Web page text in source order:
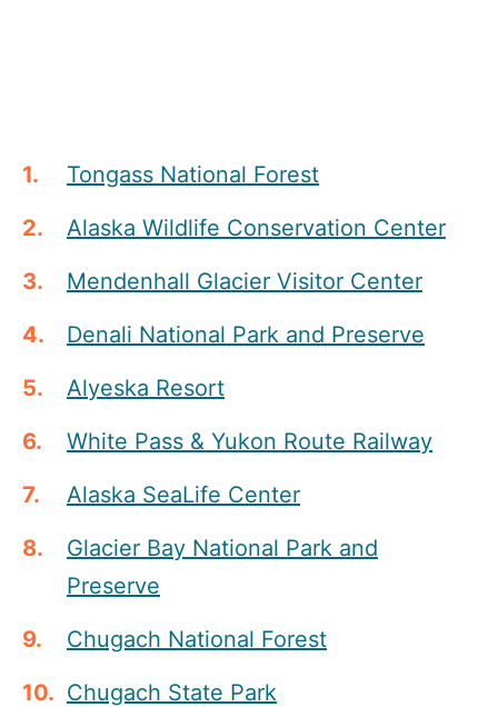
Tongass National Forest
Alaska Wildlife Conservation Center
Mendenhall Glacier Visitor Center
Denali National Park and Preserve
Alyeska Resort
White Pass & Yukon Route Railway
Alaska SeaLife Center
Glacier Bay National Park and
Preserve
Chugach National Forest
Chugach State Park